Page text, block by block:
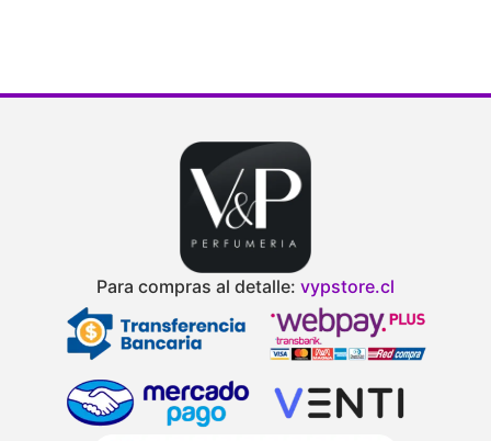
Para compras al detalle: vypstore.cl